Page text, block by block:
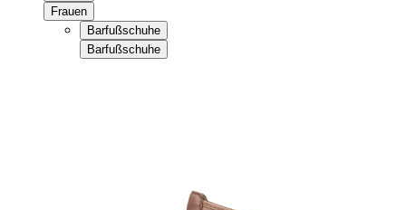
Frauen
Barfußschuhe
Barfußschuhe